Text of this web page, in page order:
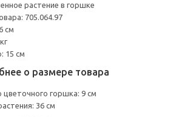
растение в горшке
705.064.97
см
15 см
о размере товара
цветочного горшка: 9 см
36 см